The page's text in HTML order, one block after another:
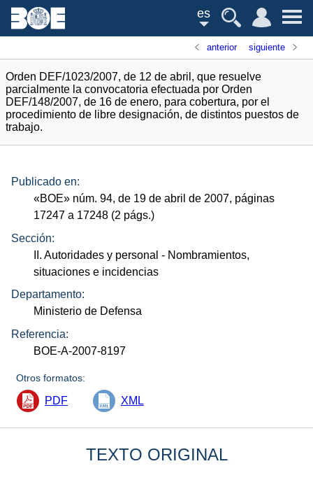
es
anterior siguiente
Orden DEF/1023/2007, de 12 de abril, que resuelve
parcialmente la convocatoria efectuada por Orden
DEF/148/2007, de 16 de enero, para cobertura, por el
procedimiento de libre designación, de distintos puestos de
trabajo.
Publicado en:
«BOE» núm. 94, de 19 de abril de 2007, páginas
17247 a 17248 (2 págs.)
Sección:
II. Autoridades y personal - Nombramientos,
situaciones e incidencias
Departamento:
Ministerio de Defensa
Referencia:
BOE-A-2007-8197
Otros formatos:
PDF XML
TEXTO ORIGINAL